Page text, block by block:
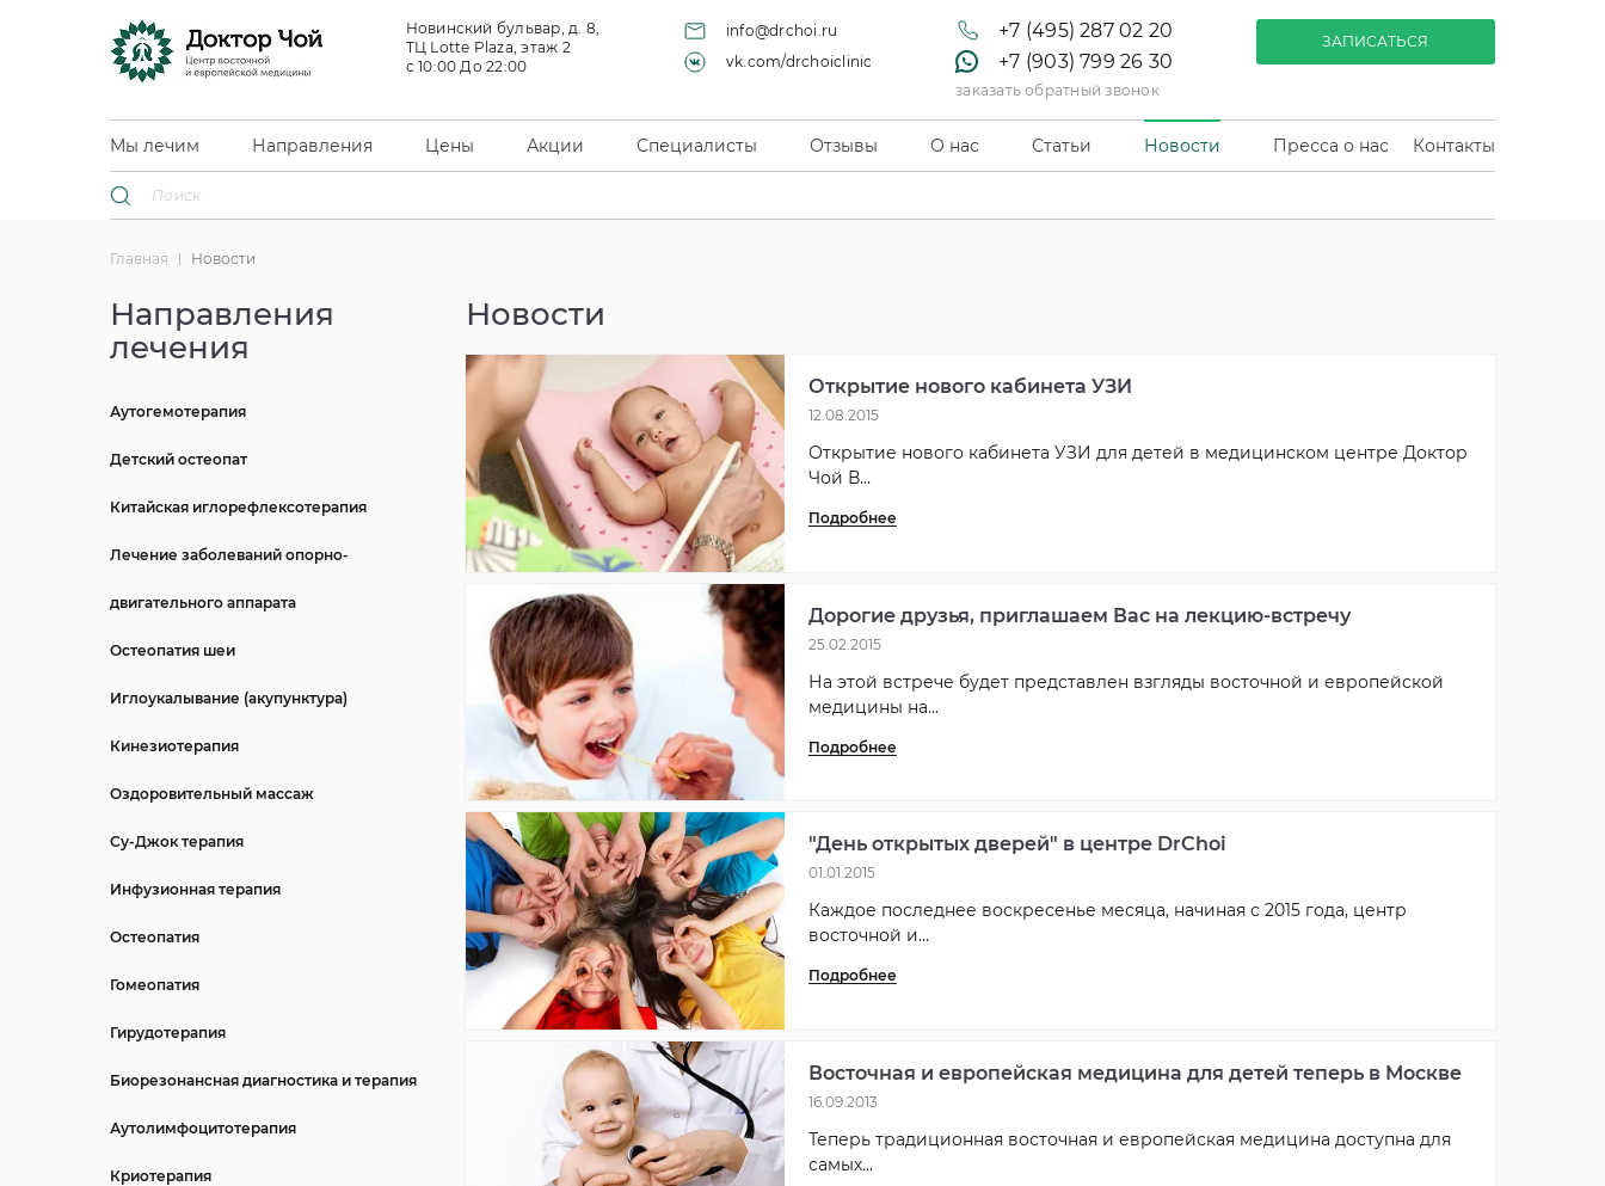
Новинский бульвар, д. 8,
ТЦ Lotte Plaza, этаж 2
с 10:00 До 22:00
info@drchoi.ru
vk.com/drchoiclinic
+7 (495) 287 02 20
+7 (903) 799 26 30
заказать обратный звонок
ЗАПИСАТЬСЯ
Мы лечим Направления Цены Акции Специалисты Отзывы О нас Статьи Новости Пресса о нас Контакты
Главная Новости
Направления
лечения
Аутогемотерапия
Детский остеопат
Китайская иглорефлексотерапия
Лечение заболеваний опорно-
двигательного аппарата
Остеопатия шеи
Иглоукалывание (акупунктура)
Кинезиотерапия
Оздоровительный массаж
Су-Джок терапия
Инфузионная терапия
Остеопатия
Гомеопатия
Гирудотерапия
Биорезонансная диагностика и терапия
Аутолимфоцитотерапия
Криотерапия
Новости
Открытие нового кабинета УЗИ
12.08.2015
Открытие нового кабинета УЗИ для детей в медицинском центре Доктор
Чой В...
Подробнее
Дорогие друзья, приглашаем Вас на лекцию-встречу
25.02.2015
На этой встрече будет представлен взгляды восточной и европейской
медицины на...
Подробнее
"День открытых дверей" в центре DrChoi
01.01.2015
Каждое последнее воскресенье месяца, начиная с 2015 года, центр
восточной и...
Подробнее
Восточная и европейская медицина для детей теперь в Москве
16.09.2013
Теперь традиционная восточная и европейская медицина доступна для
самых...